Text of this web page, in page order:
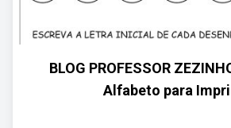
BLOG PROFESSOR
Alfabeto para